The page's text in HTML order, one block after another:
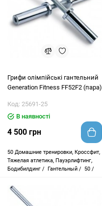
Грифи олімпійські гантельний
Generation Fitness FF52F2 (пара)
Код: 25691-25
В наявності
4 500 грн
50 Домашние тренировки, Кроссфит,
Тяжелая атлетика, Пауэрлифтинг,
Бодибилдинг /
Гантельный / 50 /